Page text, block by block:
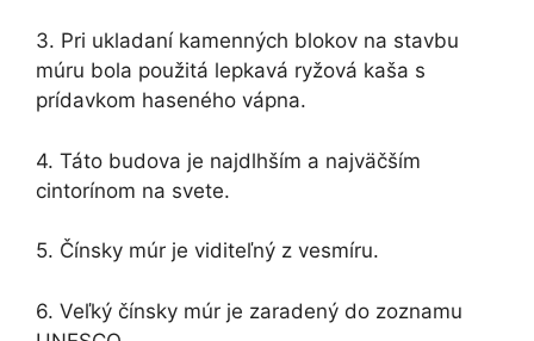
3. Pri ukladaní kamenných blokov na stavbu
múru bola použitá lepkavá ryžová kaša s
prídavkom haseného vápna.
4. Táto budova je najdlhším a najväčším
cintorínom na svete.
5. Čínsky múr je viditeľný z vesmíru.
6. Veľký čínsky múr je zaradený do zoznamu